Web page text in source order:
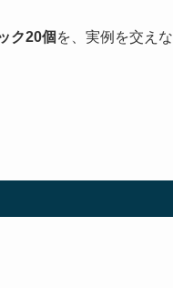
ク20個 を、実例を交えな